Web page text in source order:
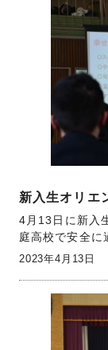
新入生オリエ
4月13日に新入
庭高校で安全に
2023年4月13日